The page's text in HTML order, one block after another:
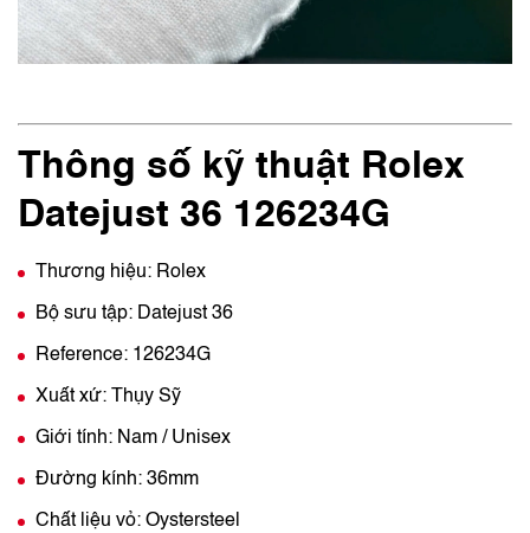
Thông số kỹ thuật Rolex
Datejust 36 126234G
Thương hiệu: Rolex
Bộ sưu tập: Datejust 36
Reference: 126234G
Xuất xứ: Thụy Sỹ
Giới tính: Nam / Unisex
Đường kính: 36mm
Chất liệu vỏ: Oystersteel